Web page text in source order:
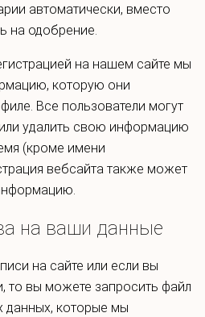
автоматически, вместо
на одобрение.
на нашем сайте мы
которую они
Все пользователи могут
удалить свою информацию
(кроме имени
вебсайта также может
на ваши данные
на сайте или если вы
то вы можете запросить файл
данных, которые мы